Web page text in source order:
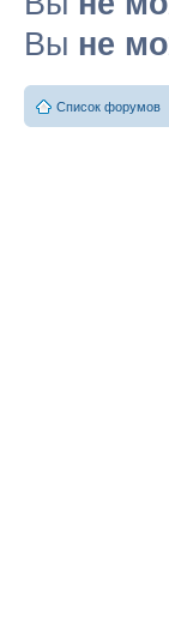
Вы не
Список форумов